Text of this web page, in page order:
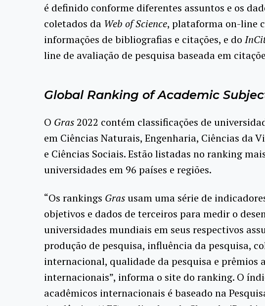
é definido conforme diferentes assuntos e os
coletados da Web of Science, plataforma on-line
informações de bibliografias e citações, e do
line de avaliação de pesquisa baseada em
Global Ranking of Academic
O Gras 2022 contém classificações de
em Ciências Naturais, Engenharia, Ciências da
e Ciências Sociais. Estão listadas no ranking
universidades em 96 países e regiões.
“Os rankings Gras usam uma série de
objetivos e dados de terceiros para medir o
universidades mundiais em seus respectivos
produção de pesquisa, influência da pesquisa,
internacional, qualidade da pesquisa e prêmios
internacionais”, informa o site do ranking. O
acadêmicos internacionais é baseado na